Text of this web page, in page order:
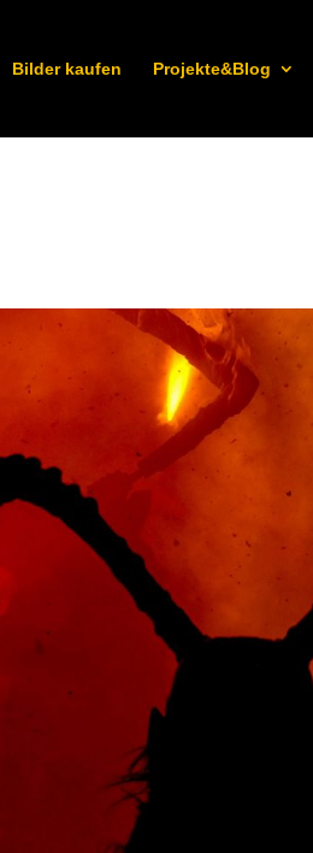
Bilder kaufen Projekte&Blog